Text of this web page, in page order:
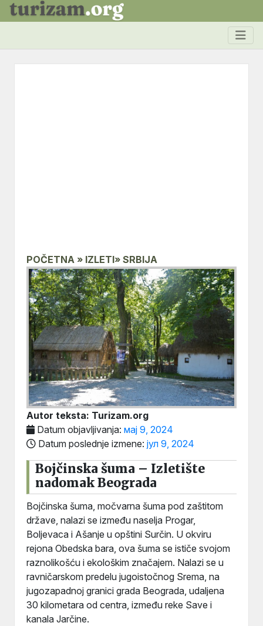
POČETNA » IZLETI» SRBIJA
Autor teksta: Turizam.org
Datum objavljivanja: мај 9, 2024
Datum poslednje izmene: јул 9, 2024
Bojčinska šuma – Izletište
nadomak Beograda
Bojčinska šuma, močvarna šuma pod zaštitom
države, nalazi se između naselja Progar,
Boljevaca i Ašanje u opštini Surčin. U okviru
rejona Obedska bara, ova šuma se ističe svojom
raznolikošću i ekološkim značajem. Nalazi se u
ravničarskom predelu jugoistočnog Srema, na
jugozapadnoj granici grada Beograda, udaljena
30 kilometara od centra, između reke Save i
kanala Jarčine.